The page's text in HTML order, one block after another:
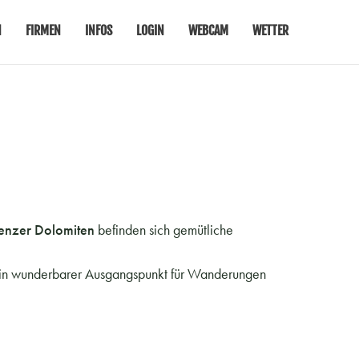
FIRMEN INFOS LOGIN WEBCAM WETTER
Dolomiten befinden sich gemütliche
wunderbarer Ausgangspunkt für Wanderungen